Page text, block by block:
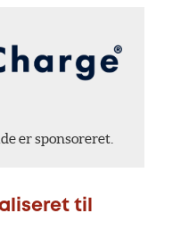
er sponsoreret.
til